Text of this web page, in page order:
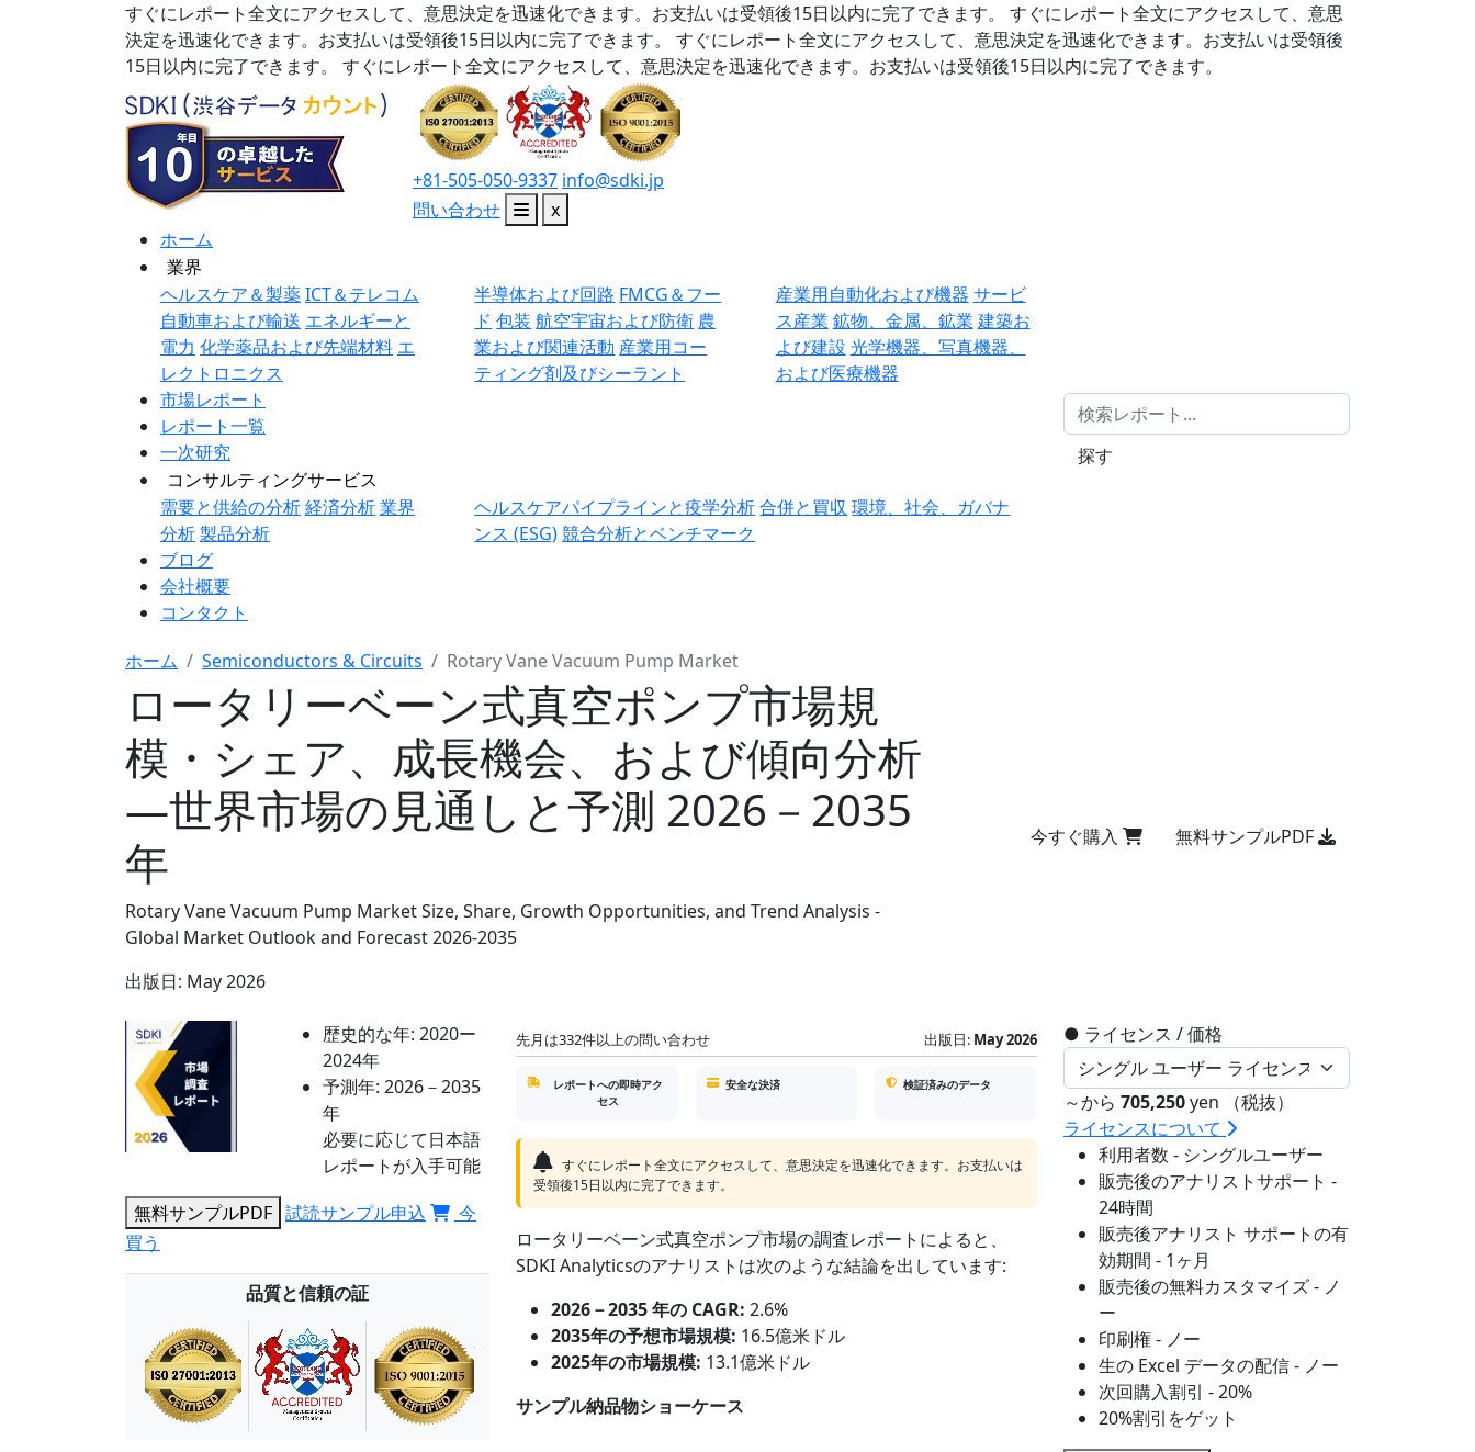
すぐにレポート全文にアクセスして、意思決定を迅速化できます。お支払いは受領後15日以内に完了できます。
すぐにレポート全文にアクセスして、意思
決定を迅速化できます。お支払いは受領後15日以内に完了できます。
すぐにレポート全文にアクセスして、意思決定を迅速化できます。お支払いは受領後
15日以内に完了できます。
すぐにレポート全文にアクセスして、意思決定を迅速化できます。お支払いは受領後15日以内に完了できます。
+81-505-050-9337 info@sdki.jp
問い合わせ
x
ホーム
業界
ヘルスケア＆製薬ICT＆テレコム
自動車および輸送 エネルギーと
電力 化学薬品および先端材料 エ
レクトロニクス
半導体および回路 FMCG＆フー
ド 包装 航空宇宙および防衛 農
業および関連活動 産業用コー
ティング剤及びシーラント
産業用自動化および機器 サービ
ス産業 鉱物、金属、鉱業 建築お
よび建設 光学機器、写真機器、
および医療機器
市場レポート
レポート一覧
一次研究
コンサルティングサービス
需要と供給の分析経済分析業界
分析製品分析
ヘルスケアパイプラインと疫学分析合併と買収 環境、社会、ガバナ
ンス (ESG)競合分析とベンチマーク
ブログ
会社概要
コンタクト
探す
ホーム Semiconductors & Circuits Rotary Vane Vacuum Pump Market
ロータリーベーン式真空ポンプ市場規
模・シェア、成長機会、および傾向分析
―世界市場の見通しと予測 2026－2035
年
Rotary Vane Vacuum Pump Market Size, Share, Growth Opportunities, and Trend Analysis -
Global Market Outlook and Forecast 2026-2035
出版日: May 2026
今すぐ購入 無料サンプルPDF
歴史的な年: 2020ー
2024年
予測年: 2026－2035
年
必要に応じて日本語
レポートが入手可能
無料サンプルPDF 試読サンプル申込
今
買う
品質と信頼の証
先月は332件以上の問い合わせ 出版日: May 2026
レポートへの即時アク
セス
安全な決済 検証済みのデータ
すぐにレポート全文にアクセスして、意思決定を迅速化できます。お支払いは
受領後15日以内に完了できます。
ロータリーベーン式真空ポンプ市場の調査レポートによると、
SDKI Analyticsのアナリストは次のような結論を出しています:
2026－2035 年の CAGR: 2.6%
2035年の予想市場規模: 16.5億米ドル
2025年の市場規模: 13.1億米ドル
サンプル納品物ショーケース
● ライセンス / 価格
～から 705,250yen （税抜）
ライセンスについて
利用者数 - シングルユーザー
販売後のアナリストサポート -
24時間
販売後アナリスト サポートの有
効期間 - 1ヶ月
販売後の無料カスタマイズ - ノ
ー
印刷権 - ノー
生の Excel データの配信 - ノー
次回購入割引 - 20%
20%割引をゲット